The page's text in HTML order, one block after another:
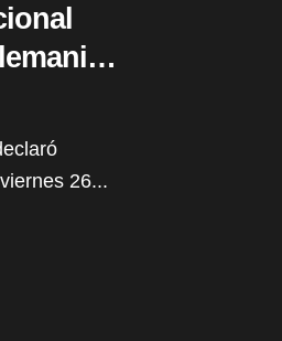
26...